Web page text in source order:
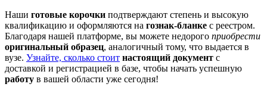
Наши готовые корочки подтверждают степень и высокую
квалификацию и оформляются на гознак-бланке с реестром.
Благодаря нашей платформе, вы можете недорого приобрести
оригинальный образец, аналогичный тому, что выдается в
вузе. Узнайте, сколько стоит настоящий документ с
доставкой и регистрацией в базе, чтобы начать успешную
работу в вашей области уже сегодня!